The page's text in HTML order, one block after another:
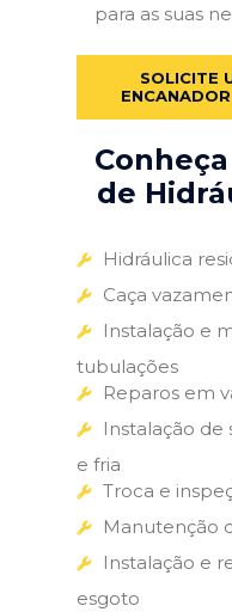
para as suas
SOLICITE
de
Hidráulica
Caça
Instalação e
tubulações
Reparos em
Instalação de
e fria
Troca e
Manutenção
Instalação e
esgoto